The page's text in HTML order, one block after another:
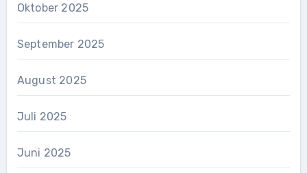
Oktober 2025
September 2025
August 2025
Juli 2025
Juni 2025